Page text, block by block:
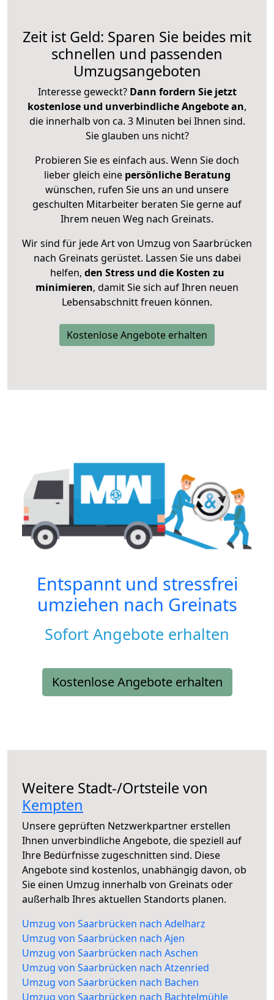
Zeit ist Geld: Sparen Sie beides mit
schnellen und passenden
Umzugsangeboten
Interesse geweckt? Dann fordern Sie jetzt
kostenlose und unverbindliche Angebote an,
die innerhalb von ca. 3 Minuten bei Ihnen sind.
Sie glauben uns nicht?
Probieren Sie es einfach aus. Wenn Sie doch
lieber gleich eine persönliche Beratung
wünschen, rufen Sie uns an und unsere
geschulten Mitarbeiter beraten Sie gerne auf
Ihrem neuen Weg nach Greinats.
Wir sind für jede Art von Umzug von Saarbrücken
nach Greinats gerüstet. Lassen Sie uns dabei
helfen, den Stress und die Kosten zu
minimieren, damit Sie sich auf Ihren neuen
Lebensabschnitt freuen können.
Kostenlose Angebote erhalten
Entspannt und stressfrei
umziehen nach Greinats
Sofort Angebote erhalten
Kostenlose Angebote erhalten
Weitere Stadt-/Ortsteile von
Kempten
Unsere geprüften Netzwerkpartner erstellen
Ihnen unverbindliche Angebote, die speziell auf
Ihre Bedürfnisse zugeschnitten sind. Diese
Angebote sind kostenlos, unabhängig davon, ob
Sie einen Umzug innerhalb von Greinats oder
außerhalb Ihres aktuellen Standorts planen.
Umzug von Saarbrücken nach Adelharz
Umzug von Saarbrücken nach Ajen
Umzug von Saarbrücken nach Aschen
Umzug von Saarbrücken nach Atzenried
Umzug von Saarbrücken nach Bachen
Umzug von Saarbrücken nach Bachtelmühle